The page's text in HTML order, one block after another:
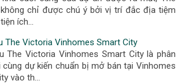
chỉ được chú ý bởi vị trí đắc địa tiệm
ích…
The Victoria Vinhomes Smart City
The Victoria Vinhomes Smart City là phân
cùng dự kiến chuẩn bị mở bán tại Vinhomes
vào th…